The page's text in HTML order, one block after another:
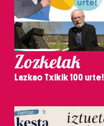
Zozketak
Lazkao Txikik 100 urte!